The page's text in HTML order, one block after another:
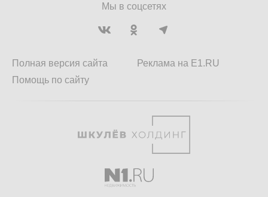
Мы в соцсетях
Полная версия сайта
Помощь по сайту
Реклама на E1.RU